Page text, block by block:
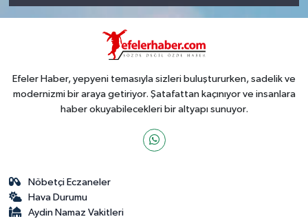
Efeler Haber, yepyeni temasıyla sizleri buluştururken, sadelik ve
modernizmi bir araya getiriyor. Şatafattan kaçınıyor ve insanlara
haber okuyabilecekleri bir altyapı sunuyor.
Nöbetçi Eczaneler
Hava Durumu
Aydin Namaz Vakitleri